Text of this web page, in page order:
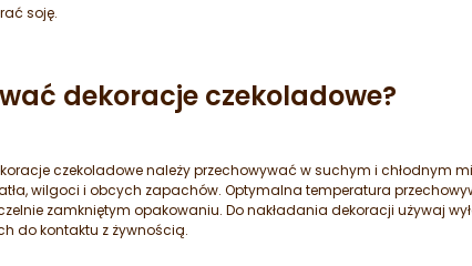
soję.
dekoracje czekoladowe?
czekoladowe należy przechowywać w suchym i chłodnym
wilgoci i obcych zapachów. Optymalna temperatura
zamkniętym opakowaniu. Do nakładania dekoracji używaj
do kontaktu z żywnością.